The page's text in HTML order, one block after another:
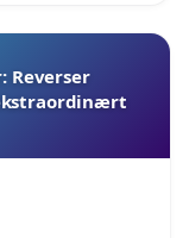
Reverser